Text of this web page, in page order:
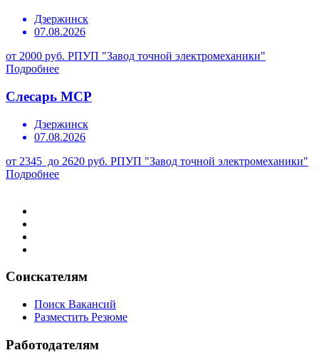
Дзержинск
07.08.2026
от 2000 руб. РПУП "Завод точной электромеханики"
Подробнее
Слесарь МСР
Дзержинск
07.08.2026
от 2345 до 2620 руб. РПУП "Завод точной электромеханики"
Подробнее
Соискателям
Поиск Вакансий
Разместить Резюме
Работодателям